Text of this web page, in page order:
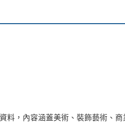
料，內容涵蓋美術、裝飾藝術、商